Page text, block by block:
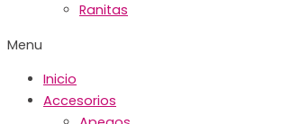
Ranitas
Menu
Inicio
Accesorios